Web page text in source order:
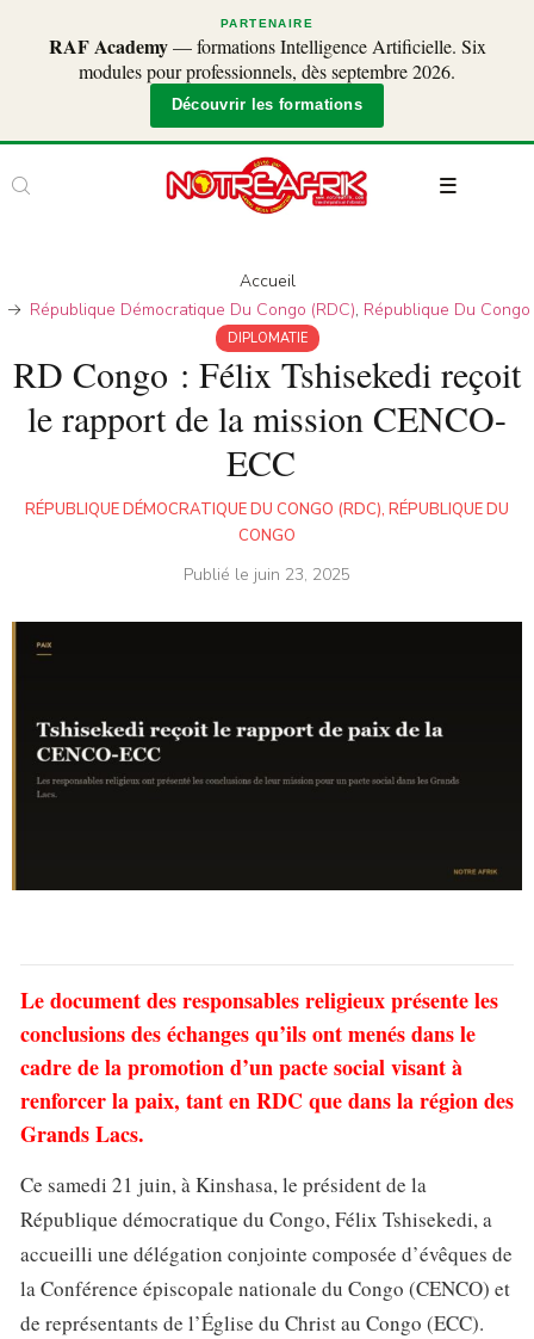
PARTENAIRE
RAF Academy— formations Intelligence Artificielle. Six
modules pour professionnels, dès septembre 2026.
Découvrir les formations
Accueil
République Démocratique Du Congo (RDC), République Du Congo
DIPLOMATIE
RD Congo : Félix Tshisekedi reçoit
le rapport de la mission CENCO-
ECC
RÉPUBLIQUE DÉMOCRATIQUE DU CONGO (RDC), RÉPUBLIQUE DU
CONGO
Publié le juin 23, 2025
Le document des responsables religieux présente les
conclusions des échanges qu’ils ont menés dans le
cadre de la promotion d’un pacte social visant à
renforcer la paix, tant en RDC que dans la région des
Grands Lacs.
Ce samedi 21 juin, à Kinshasa, le président de la
République démocratique du Congo, Félix Tshisekedi, a
accueilli une délégation conjointe composée d’évêques de
la Conférence épiscopale nationale du Congo (CENCO) et
de représentants de l’Église du Christ au Congo (ECC).